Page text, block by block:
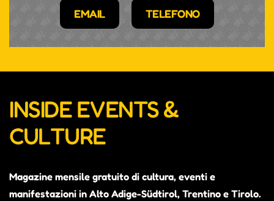
EMAIL TELEFONO
INSIDE EVENTS &
CULTURE
Magazine mensile gratuito di cultura, eventi e
manifestazioni in Alto Adige-Südtirol, Trentino e Tirolo.